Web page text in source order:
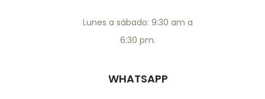
Lunes a sábado: 9:30 am a
6:30 pm.
WHATSAPP